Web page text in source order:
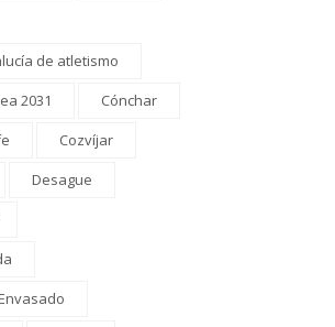
de atletismo
2031
Cónchar
Cozvíjar
Desague